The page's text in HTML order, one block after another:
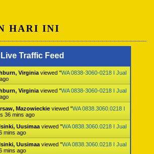
HARI INI
Live Traffic Feed
Virginia viewed "WA 0838-3060-0218 I Jual
Virginia viewed "WA 0838-3060-0218 I Jual
Mazowieckie viewed "WA 0838.3060.0218 I
36 mins ago
Uusimaa viewed "WA 0838.3060.0218 I Jual
mins ago
Uusimaa viewed "WA 0838.3060.0218 I Jual
mins ago